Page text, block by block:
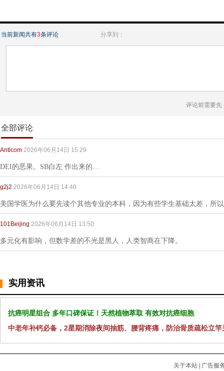
当前新闻共有3条评论 分享到：
评论前需要先
全部评论
Anticom 2026年06月14日 15:29
DEI的恶果。SB白左 作出来的…
g2j2 2026年06月14日 14:40
美国学医为什么要先读个其他专业的本科，因为有些学生基础太差，所
101Beijing 2026年06月14日 13:50
多元化有影响，但数学差的不光是黑人，人类智商在下降。
实用资讯
抗癌明星组合 多年口碑保证！天然植物萃取 有效对抗癌细胞
中老年补钙必备，2星期消除夜间抽筋、腰背疼痛，防治骨质疏松立竿
关于本站
广告服